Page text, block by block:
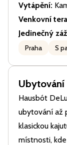
Vytápění:
Venkovní
Jedinečný
Praha S
Ubytování
Hausbót
ubytování až
klasickou
místnosti,